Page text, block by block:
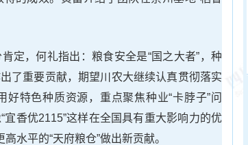
定，何礼指出：粮食安全是“国之大者”，种
了重要贡献，期望川农大继续认真贯彻落实
好特色种质资源，重点聚焦种业“卡脖子”问
香优2115”这样在全国具有重大影响力的优
水平的“天府粮仓”做出新贡献。